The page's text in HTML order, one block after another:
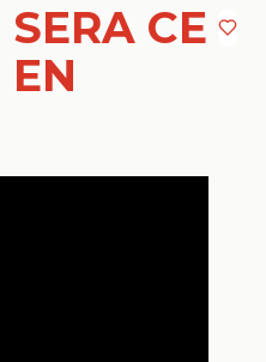
CE